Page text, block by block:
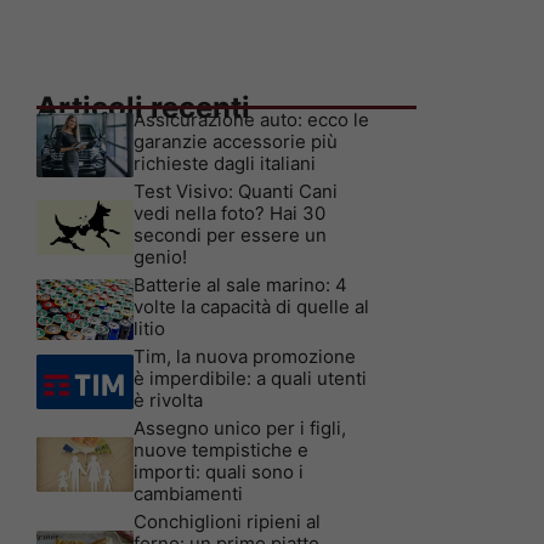
Articoli recenti
Assicurazione auto: ecco le
garanzie accessorie più
richieste dagli italiani
Test Visivo: Quanti Cani
vedi nella foto? Hai 30
secondi per essere un
genio!
Batterie al sale marino: 4
volte la capacità di quelle al
litio
Tim, la nuova promozione
è imperdibile: a quali utenti
è rivolta
Assegno unico per i figli,
nuove tempistiche e
importi: quali sono i
cambiamenti
Conchiglioni ripieni al